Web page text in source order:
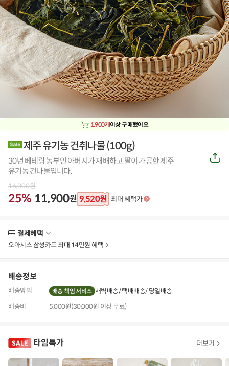
1,900개이상 구매했어요
제주 유기농 건취나물 (100g)
30년 베테랑 농부인 아버지가 재배하고 딸이 가공한 제주
유기농 건나물입니다.
16,000원
25% 11,900원 9,520원 최대 혜택가
공
유
결제혜택
보
오아시스 삼성카드 최대 14만원 혜택
배송정보
배송방법 배송 책임 서비스 새벽배송 택배배송 당일배송
배송비
5,000원(30,000원 이상 무료)
타임특가 더보기